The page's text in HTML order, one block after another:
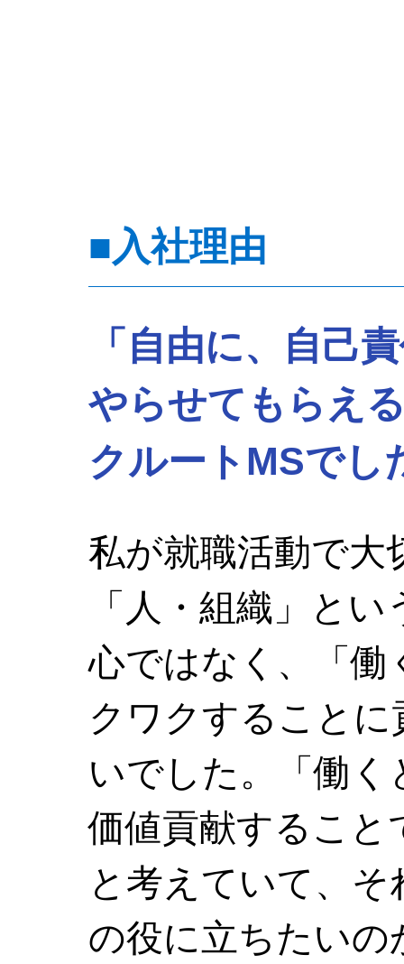
■入社理由
「自由に、自己
やらせてもらえ
クルートMSでし
私が就職活動で大
「人・組織」と
心ではなく、「働
クワクすること
いでした。「働
価値貢献すること
と考えていて、
の役に立ちたい